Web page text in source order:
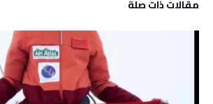
‫مقالات ذات صلة‬